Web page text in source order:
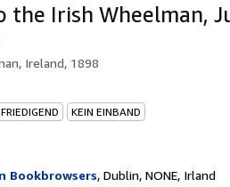
the Irish Wheelman,
Ireland, 1898
KEIN EINBAND
Bookbrowsers, Dublin, NONE, Irland